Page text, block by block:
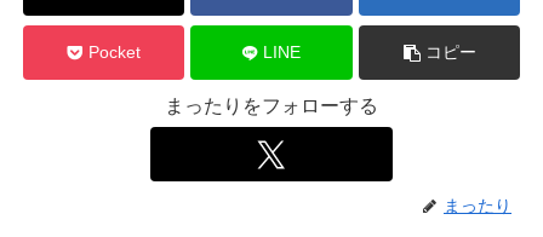
Pocket LINE コピー
まったりをフォローする
まったり